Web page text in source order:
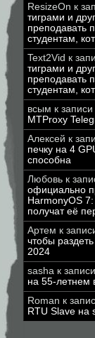
ResizeOn к
тиграми и
преподавать
студентам,
Text2Vid к
тиграми и
преподавать
студентам,
всым к записи
MTProxy
Алексей к
печку на 4
способна
Любовь к
официально
HarmonyOS
получат её
Артем к
чтобы
2024
sasha к записи
на 55-летнем
Roman к
RTU Slave на